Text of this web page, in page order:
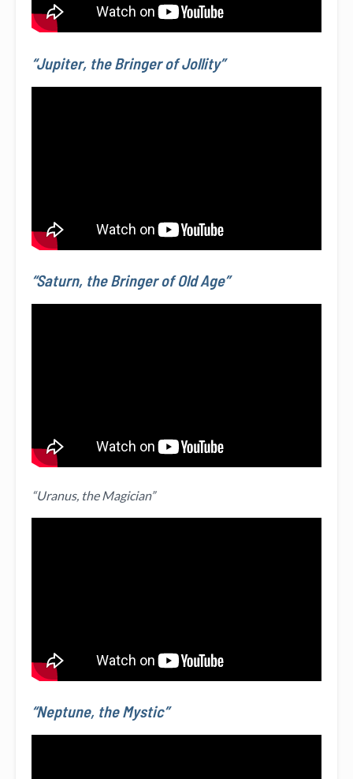
“Jupiter, the Bringer of Jollity”
“Saturn, the Bringer of Old Age”
“Uranus, the Magician”
“Neptune, the Mystic”